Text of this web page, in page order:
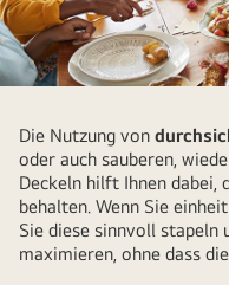
Familie
genießt
Abendessen,
bevor
Die Nutzung von
oder auch sauberen,
Deckeln hilft Ihnen dabei,
behalten. Wenn Sie
Sie diese sinnvoll stapeln
maximieren, ohne dass